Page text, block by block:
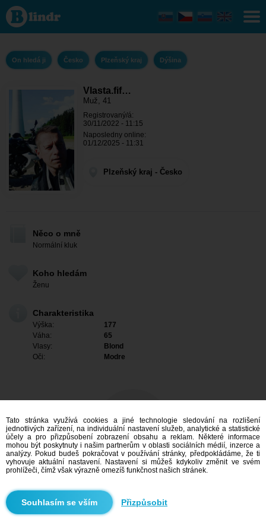
Vlasta.fifa
- On
hledá ji
Plzeňský
Dýšina
On hledá ji Česko Plzeňský kraj Dýšina
Vlasta.fif…
Muž, 41
Registrovaný/á:
30/11/2022 - 11:15
Naposledny online:
01/12/2025 - 11:31
Plzeňský kraj - Česko
Něco o mně
Normální kluk
Koho hledám
Ženu
Charakteristika
Výška:
177
Váha:
65
Vlasy:
Blond
Oči:
Modre
Mám zájem
Vyhledávání
Tato stránka využívá cookies a jiné technologie sledování na rozlišení
jednotlivých zařízení, na individuální nastavení služeb, analytické a statistické
účely a pro přizpůsobení zobrazení obsahu a reklam. Některé informace
mohou být poskytnuty i našim partnerům v oblasti sociálních médií, inzerce a
analýzy. Pokud budeš pokračovat v používání stránky, předpokládáme, že ti
vyhovuje aktuální nastavení. Nastavení si můžeš kdykoliv změnit ve svém
prohlížeči, čímž však výrazně omezíš funkčnost našich stránek.
Přizpůsobit